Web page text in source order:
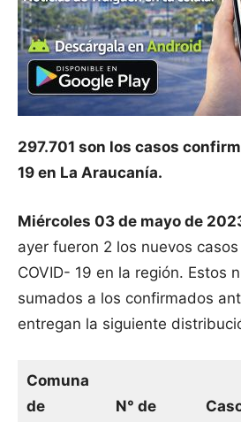
297.701 son los casos
19 en La Araucanía.
Miércoles 03 de mayo de
ayer fueron 2 los nuevos
COVID- 19 en la región. Estos
sumados a los confirmados
entregan la siguiente
Comuna
de
N° de